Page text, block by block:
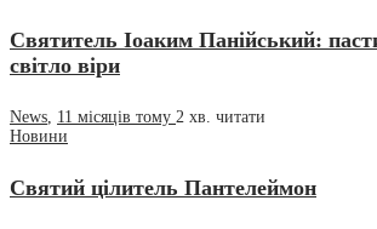
Святитель Іоаким Панійський:
світло віри
News, 11 місяців тому 2 хв. читати
Новини
Святий цілитель Пантелеймон